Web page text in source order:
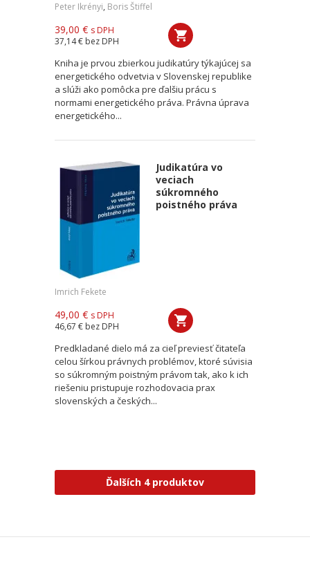
Peter Ikrényi, Boris Štiffel
39,00 € s DPH
37,14 € bez DPH
Kniha je prvou zbierkou judikatúry týkajúcej sa
energetického odvetvia v Slovenskej republike
a slúži ako pomôcka pre ďalšiu prácu s
normami energetického práva. Právna úprava
energetického...
Judikatúra vo
veciach
súkromného
poistného práva
Imrich Fekete
49,00 € s DPH
46,67 € bez DPH
Predkladané dielo má za cieľ previesť čitateľa
celou šírkou právnych problémov, ktoré súvisia
so súkromným poistným právom tak, ako k ich
riešeniu pristupuje rozhodovacia prax
slovenských a českých...
Ďalších 4 produktov